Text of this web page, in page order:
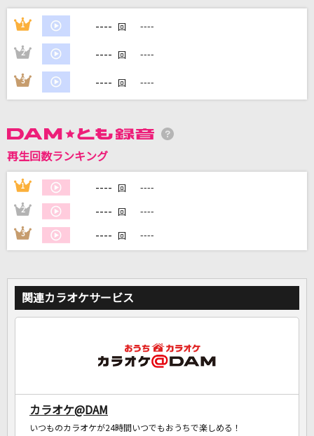
もっと見る
DAMの新曲・ランキングなど
カラオケをもっと楽しもう！
自宅でカラオケ歌い放題！
1 ---- 回 ----
2 ---- 回 ----
3 ---- 回 ----
再生回数ランキング
1 ---- 回 ----
2 ---- 回 ----
3 ---- 回 ----
関連カラオケサービス
カラオケ@DAM
いつものカラオケが24時間いつでもおうちで楽しめる！